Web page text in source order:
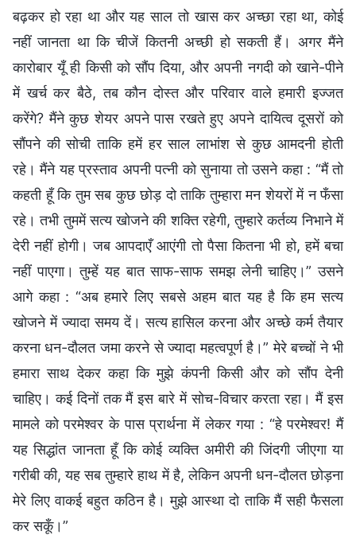
बढ़कर हो रहा था और यह साल तो खास कर अच्छा रहा था, कोई
नहीं जानता था कि चीजें कितनी अच्छी हो सकती हैं। अगर मैंने
कारोबार यूँ ही किसी को सौंप दिया, और अपनी नगदी को खाने-पीने
में खर्च कर बैठे, तब कौन दोस्त और परिवार वाले हमारी इज्जत
करेंगे? मैंने कुछ शेयर अपने पास रखते हुए अपने दायित्व दूसरों को
सौंपने की सोची ताकि हमें हर साल लाभांश से कुछ आमदनी होती
रहे। मैंने यह प्रस्ताव अपनी पत्नी को सुनाया तो उसने कहा : “मैं तो
कहती हूँ कि तुम सब कुछ छोड़ दो ताकि तुम्हारा मन शेयरों में न फँसा
रहे। तभी तुममें सत्य खोजने की शक्ति रहेगी, तुम्हारे कर्तव्य निभाने में
देरी नहीं होगी। जब आपदाएँ आएंगी तो पैसा कितना भी हो, हमें बचा
नहीं पाएगा। तुम्हें यह बात साफ-साफ समझ लेनी चाहिए।” उसने
आगे कहा : “अब हमारे लिए सबसे अहम बात यह है कि हम सत्य
खोजने में ज्यादा समय दें। सत्य हासिल करना और अच्छे कर्म तैयार
करना धन-दौलत जमा करने से ज्यादा महत्वपूर्ण है।” मेरे बच्चों ने भी
हमारा साथ देकर कहा कि मुझे कंपनी किसी और को सौंप देनी
चाहिए। कई दिनों तक मैं इस बारे में सोच-विचार करता रहा। मैं इस
मामले को परमेश्वर के पास प्रार्थना में लेकर गया : “हे परमेश्वर! मैं
यह सिद्धांत जानता हूँ कि कोई व्यक्ति अमीरी की जिंदगी जीएगा या
गरीबी की, यह सब तुम्हारे हाथ में है, लेकिन अपनी धन-दौलत छोड़ना
मेरे लिए वाकई बहुत कठिन है। मुझे आस्था दो ताकि मैं सही फैसला
कर सकूँ।”